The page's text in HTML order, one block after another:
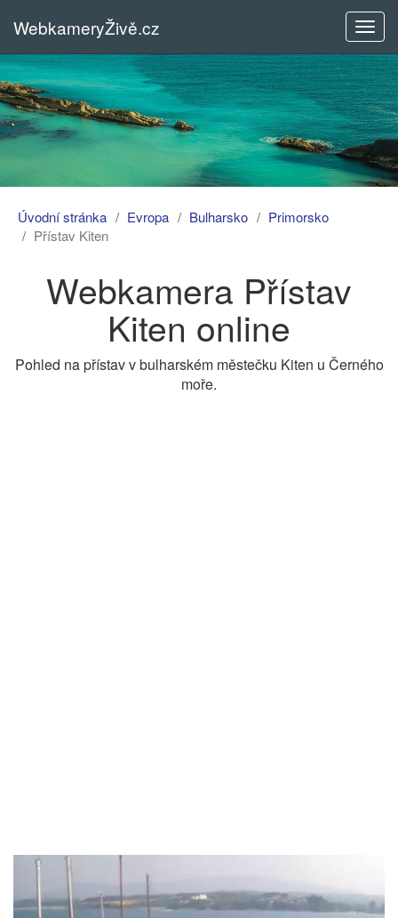
menu
WebkameryŽivě.cz
Úvodní stránka Evropa Bulharsko
Primorsko
Přístav Kiten
Webkamera Přístav
Kiten online
Pohled na přístav v bulharském městečku Kiten u Černého
moře.